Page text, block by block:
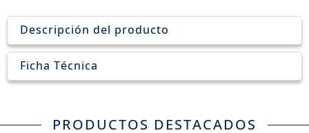
Descripción del producto
Ficha Técnica
PRODUCTOS DESTACADOS